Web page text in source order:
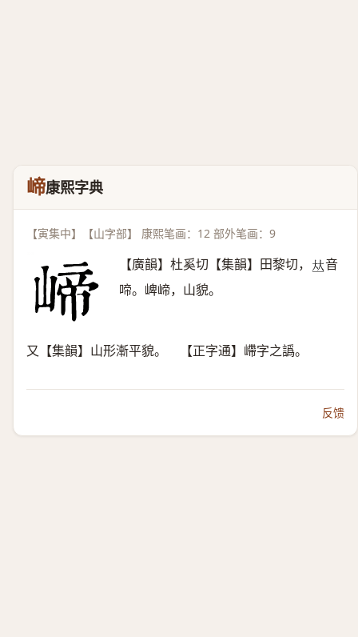
崹康熙字典
【寅集中】【山字部】 康熙笔画：12 部外笔画：9
【廣韻】杜奚切【集韻】田黎切， 𠀤音
啼。崥崹，山貌。
又【集韻】山形漸平貌。 【正字通】嵽字之譌。
反馈